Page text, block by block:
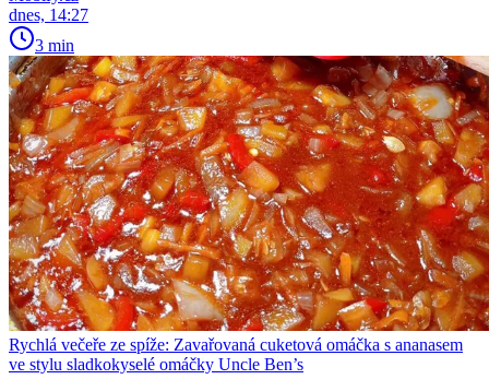
dnes, 14:27
3 min
Rychlá večeře ze spíže: Zavařovaná cuketová omáčka s ananasem
ve stylu sladkokyselé omáčky Uncle Ben’s